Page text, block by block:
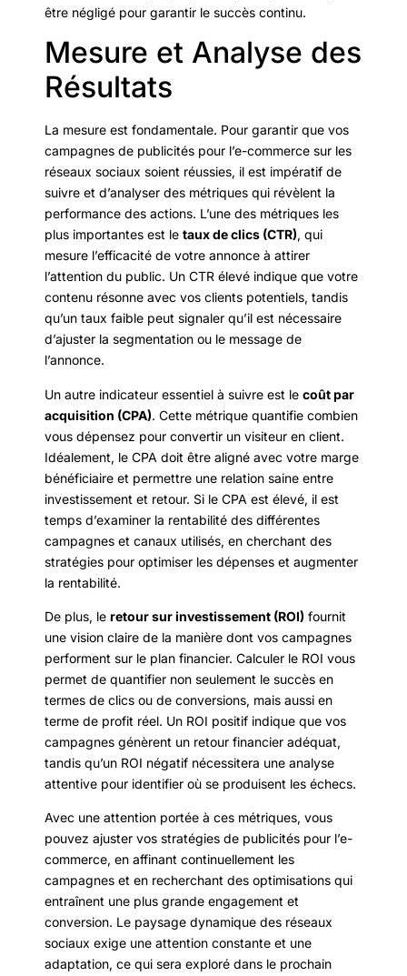
être négligé pour garantir le succès continu.
Mesure et Analyse des
Résultats
La mesure est fondamentale. Pour garantir que vos
campagnes de publicités pour l’e-commerce sur les
réseaux sociaux soient réussies, il est impératif de
suivre et d’analyser des métriques qui révèlent la
performance des actions. L’une des métriques les
plus importantes est le taux de clics (CTR), qui
mesure l’efficacité de votre annonce à attirer
l’attention du public. Un CTR élevé indique que votre
contenu résonne avec vos clients potentiels, tandis
qu’un taux faible peut signaler qu’il est nécessaire
d’ajuster la segmentation ou le message de
l’annonce.
Un autre indicateur essentiel à suivre est le coût par
acquisition (CPA). Cette métrique quantifie combien
vous dépensez pour convertir un visiteur en client.
Idéalement, le CPA doit être aligné avec votre marge
bénéficiaire et permettre une relation saine entre
investissement et retour. Si le CPA est élevé, il est
temps d’examiner la rentabilité des différentes
campagnes et canaux utilisés, en cherchant des
stratégies pour optimiser les dépenses et augmenter
la rentabilité.
De plus, le retour sur investissement (ROI) fournit
une vision claire de la manière dont vos campagnes
performent sur le plan financier. Calculer le ROI vous
permet de quantifier non seulement le succès en
termes de clics ou de conversions, mais aussi en
terme de profit réel. Un ROI positif indique que vos
campagnes génèrent un retour financier adéquat,
tandis qu’un ROI négatif nécessitera une analyse
attentive pour identifier où se produisent les échecs.
Avec une attention portée à ces métriques, vous
pouvez ajuster vos stratégies de publicités pour l’e-
commerce, en affinant continuellement les
campagnes et en recherchant des optimisations qui
entraînent une plus grande engagement et
conversion. Le paysage dynamique des réseaux
sociaux exige une attention constante et une
adaptation, ce qui sera exploré dans le prochain